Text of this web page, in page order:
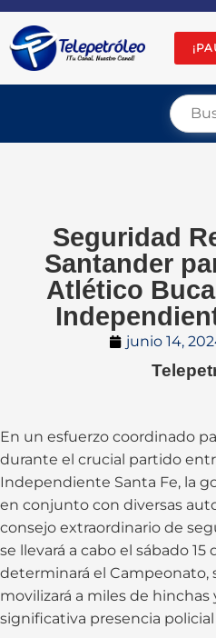
Seguridad
Santander
Atlético
junio 14,
En un esfuerzo coordinado
durante el crucial partido
Independiente Santa Fe, la
en conjunto con diversas
consejo extraordinario de
se llevará a cabo el sábado 15
determinará el Campeonato,
movilizará a miles de hinchas
significativa presencia